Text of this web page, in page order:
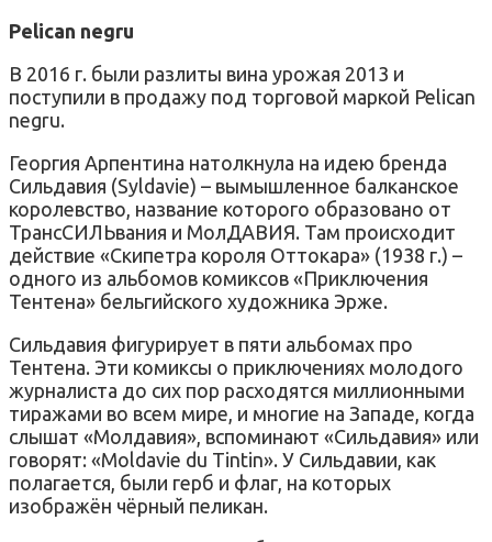
Pelican negru
В 2016 г. были разлиты вина урожая 2013 и
поступили в продажу под торговой маркой Pelican
negru.
Георгия Арпентина натолкнула на идею бренда
Сильдавия (Syldavie) – вымышленное балканское
королевство, название которого образовано от
ТрансСИЛЬвания и МолДАВИЯ. Там происходит
действие «Скипетра короля Оттокара» (1938 г.) –
одного из альбомов комиксов «Приключения
Тентена» бельгийского художника Эрже.
Сильдавия фигурирует в пяти альбомах про
Тентена. Эти комиксы о приключениях молодого
журналиста до сих пор расходятся миллионными
тиражами во всем мире, и многие на Западе, когда
слышат «Молдавия», вспоминают «Сильдавия» или
говорят: «Moldavie du Tintin». У Сильдавии, как
полагается, были герб и флаг, на которых
изображён чёрный пеликан.